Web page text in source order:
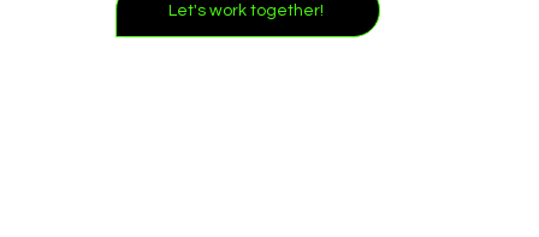
Let's work together!